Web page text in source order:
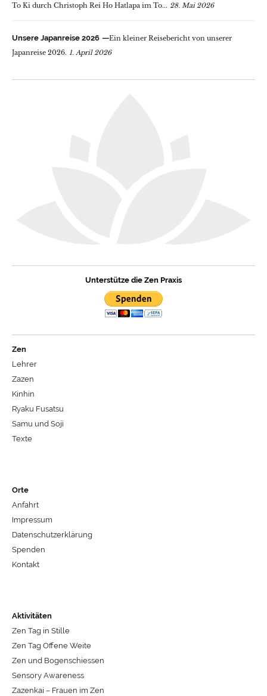
To Ki durch Christoph Rei Ho Hatlapa im To... 28. Mai 2026
Unsere Japanreise 2026
Ein kleiner Reisebericht von unserer
Japanreise 2026. 1. April 2026
Unterstütze die Zen Praxis
Zen
Lehrer
Zazen
Kinhin
Ryaku Fusatsu
Samu und Soji
Texte
Orte
Anfahrt
Impressum
Datenschutzerklärung
Spenden
Kontakt
Aktivitäten
Zen Tag in Stille
Zen Tag Offene Weite
Zen und Bogenschiessen
Sensory Awareness
Zazenkai – Frauen im Zen